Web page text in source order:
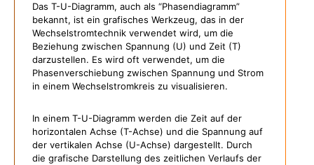
Das T-U-Diagramm, auch als “Phasendiagramm”
bekannt, ist ein grafisches Werkzeug, das in der
Wechselstromtechnik verwendet wird, um die
Beziehung zwischen Spannung (U) und Zeit (T)
darzustellen. Es wird oft verwendet, um die
Phasenverschiebung zwischen Spannung und Strom
in einem Wechselstromkreis zu visualisieren.
In einem T-U-Diagramm werden die Zeit auf der
horizontalen Achse (T-Achse) und die Spannung auf
der vertikalen Achse (U-Achse) dargestellt. Durch
die grafische Darstellung des zeitlichen Verlaufs der